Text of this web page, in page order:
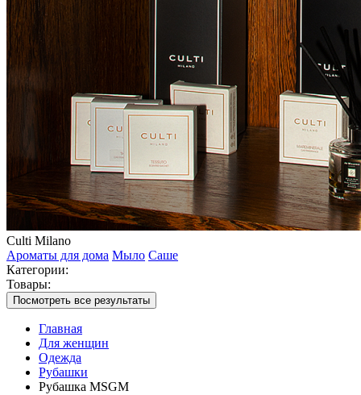
Culti Milano
Ароматы для дома Мыло Саше
Категории:
Товары:
Посмотреть все результаты
Главная
Для женщин
Одежда
Рубашки
Рубашка MSGM